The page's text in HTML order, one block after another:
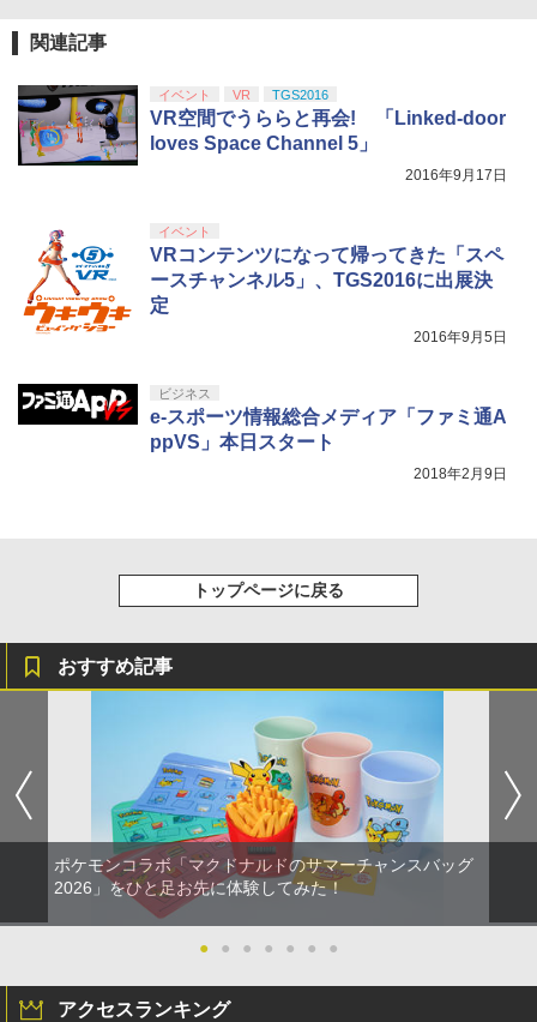
関連記事
イベント VR TGS2016
VR空間でうららと再会! 「Linked-door
loves Space Channel 5」
2016年9月17日
イベント
VRコンテンツになって帰ってきた「スペ
ースチャンネル5」、TGS2016に出展決
定
2016年9月5日
ビジネス
e-スポーツ情報総合メディア「ファミ通A
ppVS」本日スタート
2018年2月9日
トップページに戻る
おすすめ記事
ポケモンコラボ「マクドナルドのサマーチャンスバッグ
2026」をひと足お先に体験してみた！
● ● ● ● ● ● ●
アクセスランキング